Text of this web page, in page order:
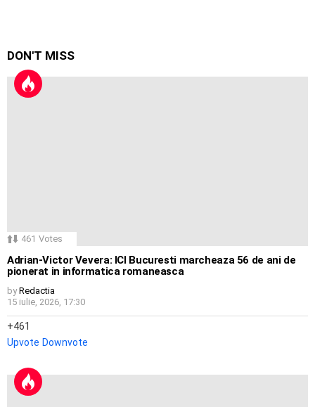
DON'T MISS
461 Votes
Adrian-Victor Vevera: ICI Bucuresti marcheaza 56 de ani de
pionerat in informatica romaneasca
by Redactia
15 iulie, 2026, 17:30
461
Upvote Downvote